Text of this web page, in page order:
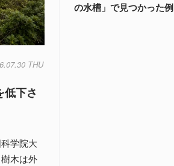
THU
下さ
学院大
木は外
の水槽」で見つかった例